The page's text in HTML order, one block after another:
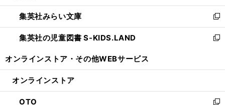
開
く
ウ
で
開
く
ン
ド
ウ
で
ウ
ィ
ン
ド
開
集英社みらい文庫
新
し
い
ン
ウ
で
集英社の児童図書 S-KIDS.LAND
新
ウ
ン
ド
オンラインストア・ その他WEBサービス
オンラインストア
OTO